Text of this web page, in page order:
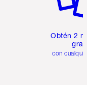
Obtén 2
gratis
con